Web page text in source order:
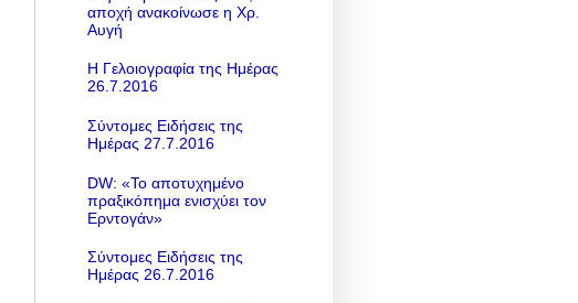
αποχή ανακοίνωσε η Χρ.
Αυγή
Η Γελοιογραφία της Ημέρας
26.7.2016
Σύντομες Ειδήσεις της
Ημέρας 27.7.2016
DW: «To αποτυχημένο
πραξικόπημα ενισχύει τον
Ερντογάν»
Σύντομες Ειδήσεις της
Ημέρας 26.7.2016